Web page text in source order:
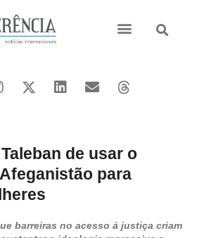
de usar o
para
barreiras no acesso á justiça criam